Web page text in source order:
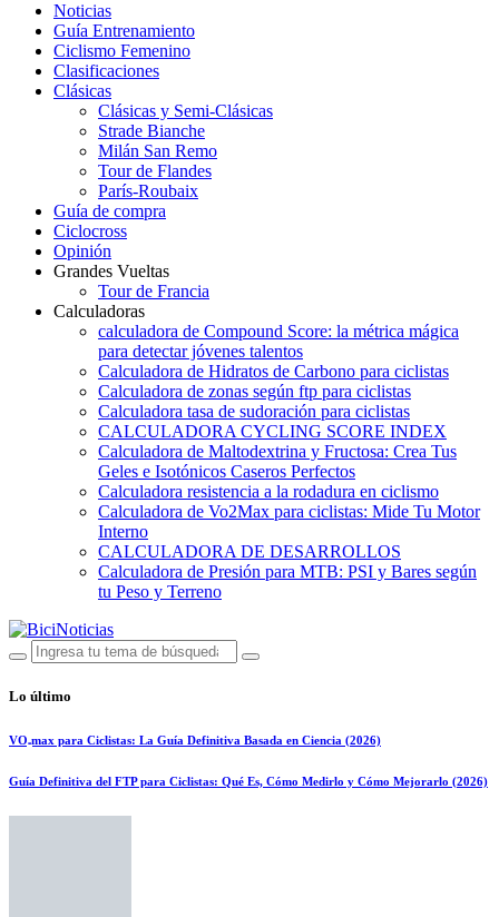
Noticias
Guía Entrenamiento
Ciclismo Femenino
Clasificaciones
Clásicas
Clásicas y Semi-Clásicas
Strade Bianche
Milán San Remo
Tour de Flandes
París-Roubaix
Guía de compra
Ciclocross
Opinión
Grandes Vueltas
Tour de Francia
Calculadoras
calculadora de Compound Score: la métrica mágica
para detectar jóvenes talentos
Calculadora de Hidratos de Carbono para ciclistas
Calculadora de zonas según ftp para ciclistas
Calculadora tasa de sudoración para ciclistas
CALCULADORA CYCLING SCORE INDEX
Calculadora de Maltodextrina y Fructosa: Crea Tus
Geles e Isotónicos Caseros Perfectos
Calculadora resistencia a la rodadura en ciclismo
Calculadora de Vo2Max para ciclistas: Mide Tu Motor
Interno
CALCULADORA DE DESARROLLOS
Calculadora de Presión para MTB: PSI y Bares según
tu Peso y Terreno
Lo último
VO₂max para Ciclistas: La Guía Definitiva Basada en Ciencia (2026)
Guía Definitiva del FTP para Ciclistas: Qué Es, Cómo Medirlo y Cómo Mejorarlo (2026)